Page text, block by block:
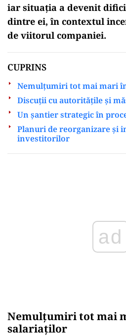
iar situația a devenit
dintre ei, în contextul
de viitorul companiei.
CUPRINS
Nemulțumiri tot mai mari
Discuții cu autoritățile și
Un șantier strategic în
Planuri de reorganizare și
investitorilor
ad
Nemulțumiri tot mai
salariaților